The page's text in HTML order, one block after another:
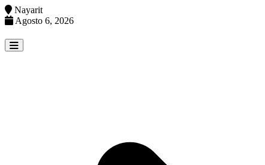
Nayarit
Agosto 6, 2026
to
content